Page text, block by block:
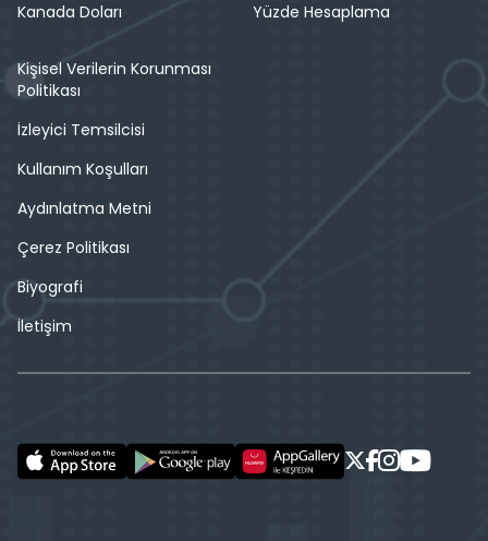
Kanada Doları
Yüzde Hesaplama
Kişisel Verilerin Korunması
Politikası
İzleyici Temsilcisi
Kullanım Koşulları
Aydınlatma Metni
Çerez Politikası
Biyografi
İletişim